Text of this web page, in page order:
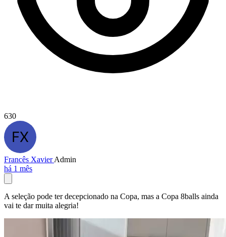
630
Francês XavierAdmin
há 1 mês
A seleção pode ter decepcionado na Copa, mas a Copa 8balls ainda
vai te dar muita alegria!